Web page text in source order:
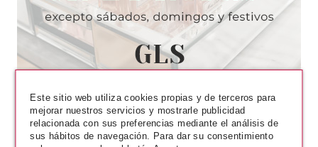
-40% 63.20€
Este sitio web utiliza cookies propias y de terceros para
mejorar nuestros servicios y mostrarle publicidad
relacionada con sus preferencias mediante el análisis de
sus hábitos de navegación. Para dar su consentimiento